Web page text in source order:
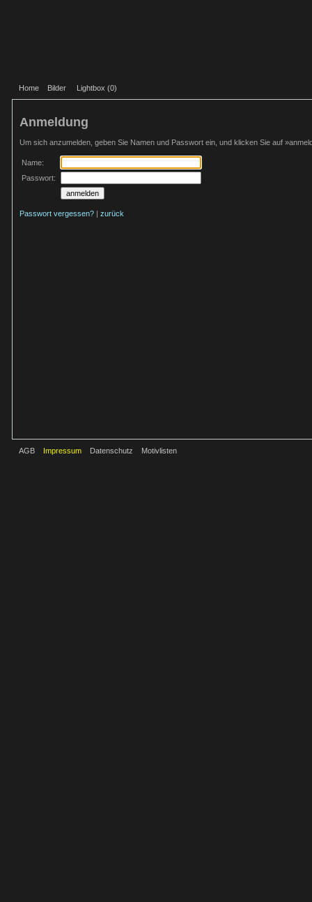
Home Bilder Lightbox (0)
AGB Impressum Datenschutz Motivlisten
Anmeldung
Um sich anzumelden, geben Sie Namen und Passwort ein, und klicken Sie auf
Name:
Passwort:
Passwort vergessen? | zurück